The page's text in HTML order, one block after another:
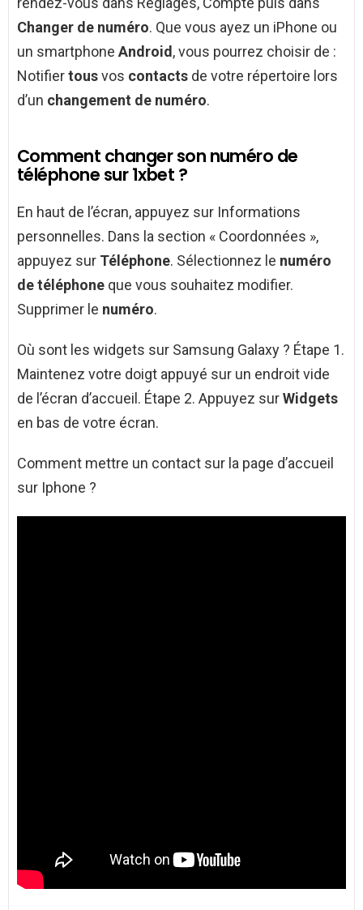
Changer de numéro. Que vous ayez un iPhone ou
un smartphone Android, vous pourrez choisir de :
Notifiertousvos contacts de votre répertoire lors
d’un changement de numéro.
Comment changer son numéro de
téléphone sur 1xbet ?
En haut de l’écran, appuyez sur Informations
personnelles. Dans la section « Coordonnées »,
appuyez sur Téléphone. Sélectionnez le numéro
de téléphone que vous souhaitez modifier.
Supprimer le numéro.
Où sont les widgets sur Samsung Galaxy ? Étape 1.
Maintenez votre doigt appuyé sur un endroit vide
de l’écran d’accueil. Étape 2. Appuyez surWidgets
en bas de votre écran.
Comment mettre un contact sur la page d’accueil
sur Iphone ?